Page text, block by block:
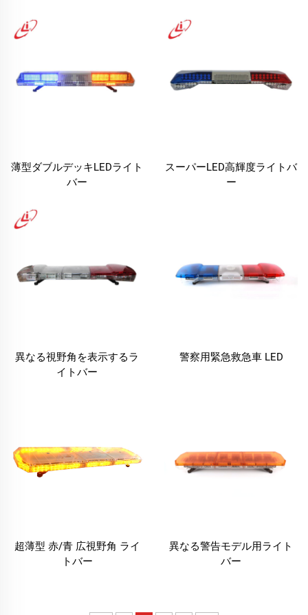
薄型ダブルデッキLEDライト
バー
スーパーLED高輝度ライトバ
ー
異なる視野角を表示するラ
イトバー
警察用緊急救急車 LED
超薄型 赤/青 広視野角 ライ
トバー
異なる警告モデル用ライト
バー